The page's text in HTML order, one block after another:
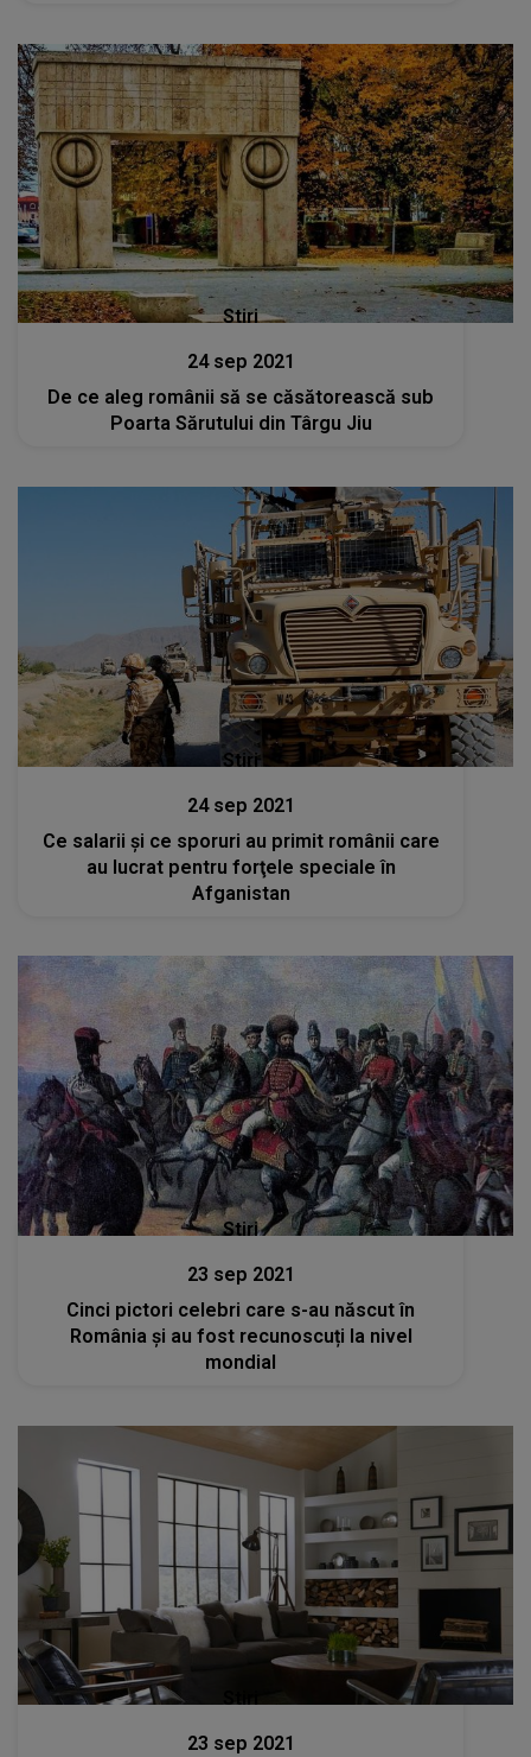
Stiri
24 sep 2021
De ce aleg românii să se căsătorească sub
Poarta Sărutului din Târgu Jiu
Stiri
24 sep 2021
Ce salarii şi ce sporuri au primit românii care
au lucrat pentru forţele speciale în
Afganistan
Stiri
23 sep 2021
Cinci pictori celebri care s-au născut în
România și au fost recunoscuți la nivel
mondial
23 sep 2021